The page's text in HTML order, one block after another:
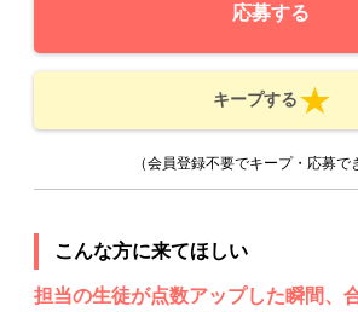
応募する
キープする
（会員登録不要でキープ・応募で
こんな方に来てほしい
担当の生徒が点数アップした瞬間、